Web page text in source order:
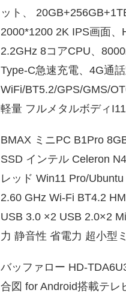
ット、
2000*1200 2K IPS画面、
2.2GHz 8コアCPU、
Type-C急速充電、4G通
WiFi/BT5.2/GPS/GMS/
軽量 フルメタルボディ
BMAX ミニPC B1Pro
SSD インテル Celeron
レッド Win11 Pro/
2.60 GHz Wi-Fi BT4.2
USB 3.0 ×2 USB 2.0×2
力 静音性 省電力 超小型
バッファロー HD-
合図 for Android搭載テレ